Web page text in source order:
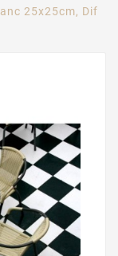
25x25cm, Dif